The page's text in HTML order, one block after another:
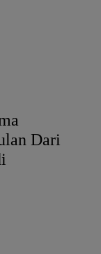
Dari